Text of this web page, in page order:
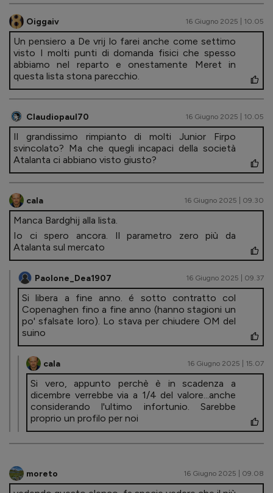
Oiggaiv 16 Giugno 2025 | 10.05
Un pensiero a De vrij lo farei anche come settimo
visto I molti punti di domanda fisici che spesso
abbiamo nel reparto e onestamente Meret in
questa lista stona parecchio.
Claudiopaul70 16 Giugno 2025 | 10.05
Il grandissimo rimpianto di molti Junior Firpo
svincolato? Ma che quegli incapaci della società
Atalanta ci abbiano visto giusto?
cala 16 Giugno 2025 | 09.30
Manca Bardghij alla lista.
Io ci spero ancora. Il parametro zero più da
Atalanta sul mercato
Paolone_Dea1907 16 Giugno 2025 | 09.37
Si libera a fine anno. é sotto contratto col
Copenaghen fino a fine anno (hanno stagioni un
po' sfalsate loro). Lo stava per chiudere OM del
suino
cala 16 Giugno 2025 | 15.07
Si vero, appunto perchè è in scadenza a
dicembre verrebbe via a 1/4 del valore...anche
considerando l'ultimo infortunio. Sarebbe
proprio un profilo per noi
moreto 16 Giugno 2025 | 09.08